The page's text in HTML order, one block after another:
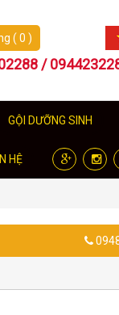
( 0 )
/
GỘI DƯỠNG SINH
HỆ